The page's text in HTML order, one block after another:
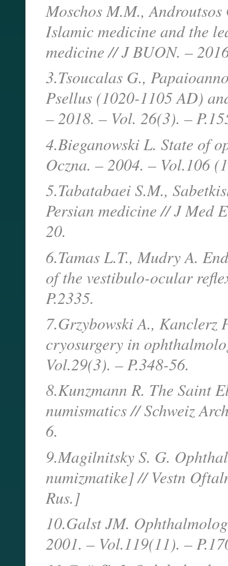
Moschos M.M.,
Islamic medicine and the
medicine // J BUON. –
3.Tsoucalas G.,
Psellus (1020-1105 AD)
– 2018. – Vol. 26(3). –
4.Bieganowski L. State of
Oczna. – 2004. – Vol.106
5.Tabatabaei S.M.,
Persian medicine // J Med
20.
6.Tamas L.T., Mudry A.
of the vestibulo-ocular
P.2335.
7.Grzybowski A., Kanclerz
cryosurgery in
Vol.29(3). – P.348-56.
8.Kunzmann R. The Saint
numismatics // Schweiz
6.
9.Magilnitsky S. G.
numizmatike] // Vestn
Rus.]
10.Galst JM.
2001. – Vol.119(11). –